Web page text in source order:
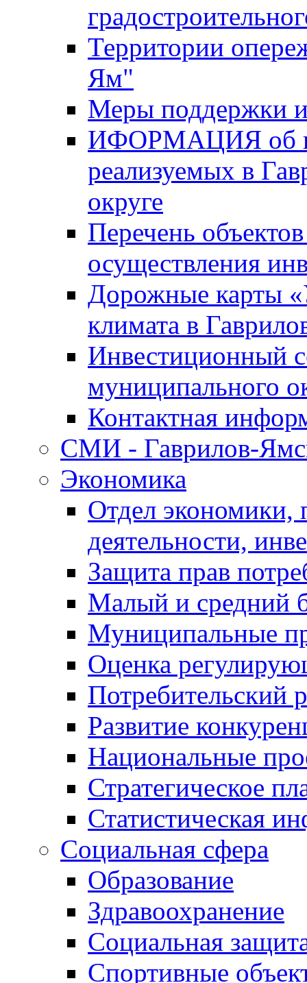
Территории
Ям"
Меры поддержки
ИФОРМАЦИЯ об
реализуемых в
округе
Перечень
осуществления
Дорожные карты
климата в
Инвестиционный
муниципального
Контактная
СМИ - Гаврилов-
Экономика
Отдел экономики,
деятельности,
Защита прав
Малый и средний
Муниципальные
Оценка
Потребительский
Развитие
Национальные
Стратегическое
Статистическая
Социальная сфера
Образование
Здравоохранение
Социальная
Спортивные